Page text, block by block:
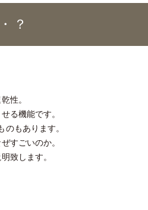
？
性。
る機能です。
もあります。
すごいのか。
致します。